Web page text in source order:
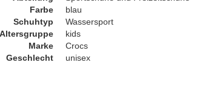
Farbe
blau
Schuhtyp
Wassersport
Altersgruppe
kids
Marke
Crocs
Geschlecht
unisex